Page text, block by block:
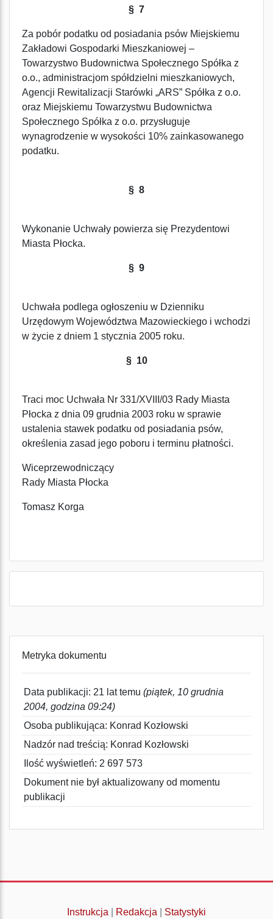
§ 7
Za pobór podatku od posiadania psów Miejskiemu
Zakładowi Gospodarki Mieszkaniowej –
Towarzystwo Budownictwa Społecznego Spółka z
o.o., administracjom spółdzielni mieszkaniowych,
Agencji Rewitalizacji Starówki „ARS” Spółka z o.o.
oraz Miejskiemu Towarzystwu Budownictwa
Społecznego Spółka z o.o. przysługuje
wynagrodzenie w wysokości 10% zainkasowanego
podatku.
§ 8
Wykonanie Uchwały powierza się Prezydentowi
Miasta Płocka.
§ 9
Uchwała podlega ogłoszeniu w Dzienniku
Urzędowym Województwa Mazowieckiego i wchodzi
w życie z dniem 1 stycznia 2005 roku.
§ 10
Traci moc Uchwała Nr 331/XVIII/03 Rady Miasta
Płocka z dnia 09 grudnia 2003 roku w sprawie
ustalenia stawek podatku od posiadania psów,
określenia zasad jego poboru i terminu płatności.
Wiceprzewodniczący
Rady Miasta Płocka
Tomasz Korga
Metryka dokumentu
Data publikacji: 21 lat temu (piątek, 10 grudnia
2004, godzina 09:24)
Osoba publikująca: Konrad Kozłowski
Nadzór nad treścią: Konrad Kozłowski
Ilość wyświetleń: 2 697 573
Dokument nie był aktualizowany od momentu
publikacji
Instrukcja Redakcja Statystyki